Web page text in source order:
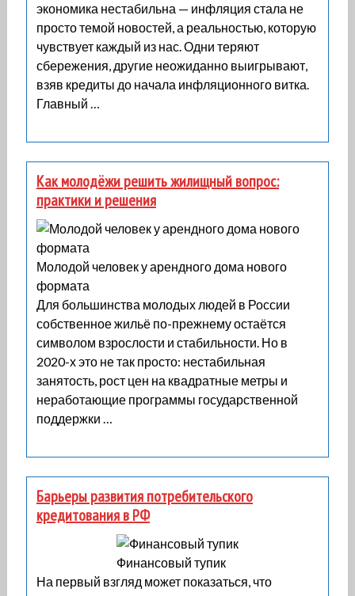
экономика нестабильна — инфляция стала не
просто темой новостей, а реальностью, которую
чувствует каждый из нас. Одни теряют
сбережения, другие неожиданно выигрывают,
взяв кредиты до начала инфляционного витка.
Главный …
Как молодёжи решить жилищный вопрос:
практики и решения
Молодой человек у арендного дома нового
формата
Для большинства молодых людей в России
собственное жильё по-прежнему остаётся
символом взрослости и стабильности. Но в
2020-х это не так просто: нестабильная
занятость, рост цен на квадратные метры и
неработающие программы государственной
поддержки …
Барьеры развития потребительского
кредитования в РФ
Финансовый тупик
На первый взгляд может показаться, что